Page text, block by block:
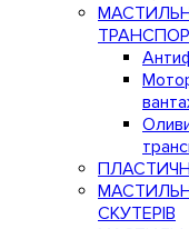
СКУТЕРІВ